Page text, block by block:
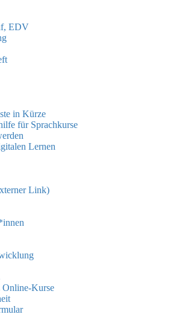
EDV
in Kürze
für Sprachkurse
Lernen
Link)
Online-Kurse